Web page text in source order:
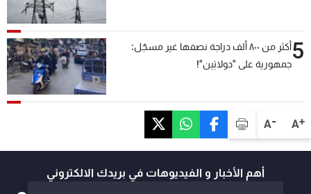
A+
A-
5
أكثر من ٨٠٠ ألف دراجة نصفها غير مسجّل:
جمهورية على "دولابَين"!
أهم الأخبار و الفيديوهات في بريدك الالكتروني